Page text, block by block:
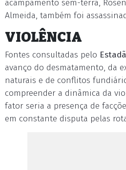
acampamento sem-terra,
Almeida, também foi
VIOLÊNCIA
Fontes consultadas pelo
avanço do desmatamento, da
naturais e de conflitos
compreender a dinâmica da
fator seria a presença de
em constante disputa pelas